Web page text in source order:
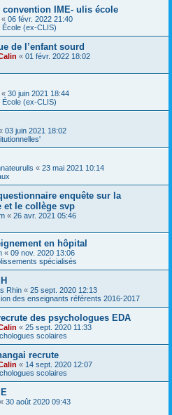
IME- ulis école
« 06 févr. 2022 21:40
(ex-CLIS)
de l’enfant sourd
« 01 févr. 2022 18:02
« 30 juin 2021 18:44
(ex-CLIS)
03 juin 2021 18:02
« 23 mai 2021 10:14
enquête sur la
et le collège svp
« 26 avr. 2021 05:46
en hôpital
« 09 nov. 2020 13:06
spécialisés
Rhin « 25 sept. 2020 12:13
des enseignants référents 2016-2017
des psychologues EDA
« 25 sept. 2020 11:33
scolaires
recrute
« 14 sept. 2020 12:07
scolaires
« 30 août 2020 09:43